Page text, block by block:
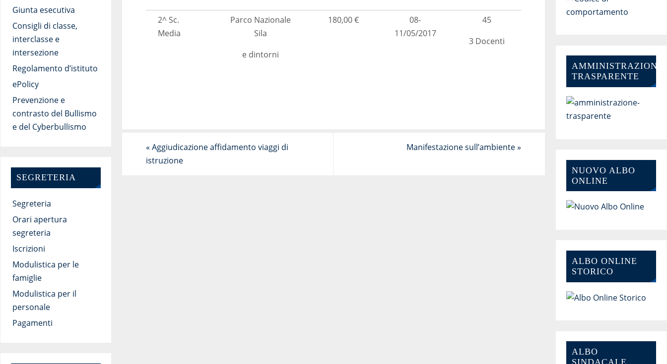
2^ Sc.
Media
Parco Nazionale
Sila
e dintorni
180,00 €
08-
11/05/2017
45
3 Docenti
« Aggiudicazione affidamento viaggi di
istruzione
Manifestazione sull’ambiente»
Giunta esecutiva
Consigli di classe,
interclasse e
intersezione
Regolamento d’istituto
ePolicy
Prevenzione e
contrasto del Bullismo
e del Cyberbullismo
SEGRETERIA
Segreteria
Orari apertura
segreteria
Iscrizioni
Modulistica per le
famiglie
Modulistica per il
personale
Pagamenti
AMMINISTRAZIONE-
TRASPARENTE
NUOVO ALBO
ONLINE
ALBO ONLINE
STORICO
ALBO